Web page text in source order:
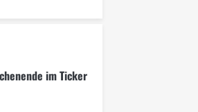
im Ticker